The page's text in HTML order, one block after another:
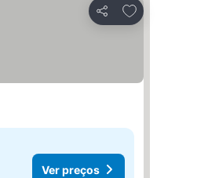
Partilhar
Adicionar
Ver preços